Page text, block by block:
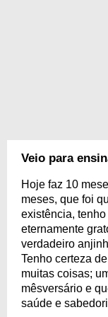
Veio para
Hoje faz 10
meses, que foi
existência,
eternamente
verdadeiro
Tenho certeza
muitas coisas;
mêsversário e
saúde e